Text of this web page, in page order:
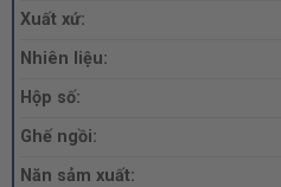
Xuất xứ:
Nhiên liệu:
Hộp số:
Ghế ngồi:
Năn sảm xuất: